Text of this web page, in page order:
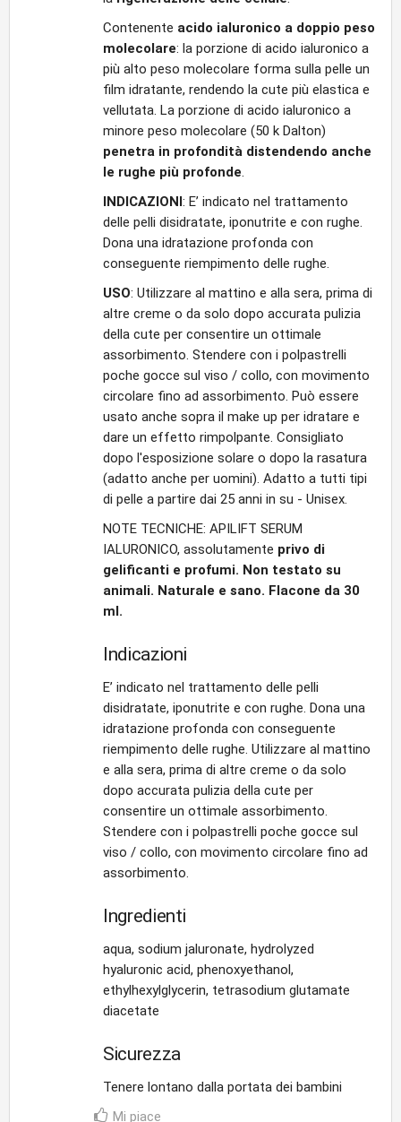
Contenente acido ialuronico a doppio peso
molecolare: la porzione di acido ialuronico a
più alto peso molecolare forma sulla pelle un
film idratante, rendendo la cute più elastica e
vellutata. La porzione di acido ialuronico a
minore peso molecolare (50 k Dalton)
penetra in profondità distendendo anche
le rughe più profonde.
INDICAZIONI: E’ indicato nel trattamento
delle pelli disidratate, iponutrite e con rughe.
Dona una idratazione profonda con
conseguente riempimento delle rughe.
USO: Utilizzare al mattino e alla sera, prima di
altre creme o da solo dopo accurata pulizia
della cute per consentire un ottimale
assorbimento. Stendere con i polpastrelli
poche gocce sul viso / collo, con movimento
circolare fino ad assorbimento. Può essere
usato anche sopra il make up per idratare e
dare un effetto rimpolpante. Consigliato
dopo l'esposizione solare o dopo la rasatura
(adatto anche per uomini). Adatto a tutti tipi
di pelle a partire dai 25 anni in su - Unisex.
NOTE TECNICHE: APILIFT SERUM
IALURONICO, assolutamente privo di
gelificanti e profumi. Non testato su
animali. Naturale e sano. Flacone da 30
ml.
Indicazioni
E’ indicato nel trattamento delle pelli
disidratate, iponutrite e con rughe. Dona una
idratazione profonda con conseguente
riempimento delle rughe. Utilizzare al mattino
e alla sera, prima di altre creme o da solo
dopo accurata pulizia della cute per
consentire un ottimale assorbimento.
Stendere con i polpastrelli poche gocce sul
viso / collo, con movimento circolare fino ad
assorbimento.
Ingredienti
aqua, sodium jaluronate, hydrolyzed
hyaluronic acid, phenoxyethanol,
ethylhexylglycerin, tetrasodium glutamate
diacetate
Sicurezza
Tenere lontano dalla portata dei bambini
Mi piace